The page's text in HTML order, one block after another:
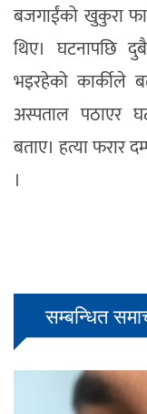
बजगाईंको खुकुरा
थिए। घटनापछि
भइरहेको कार्कीले
अस्पताल पठाएर
बताए। हत्या फरार
।
सम्बन्धित